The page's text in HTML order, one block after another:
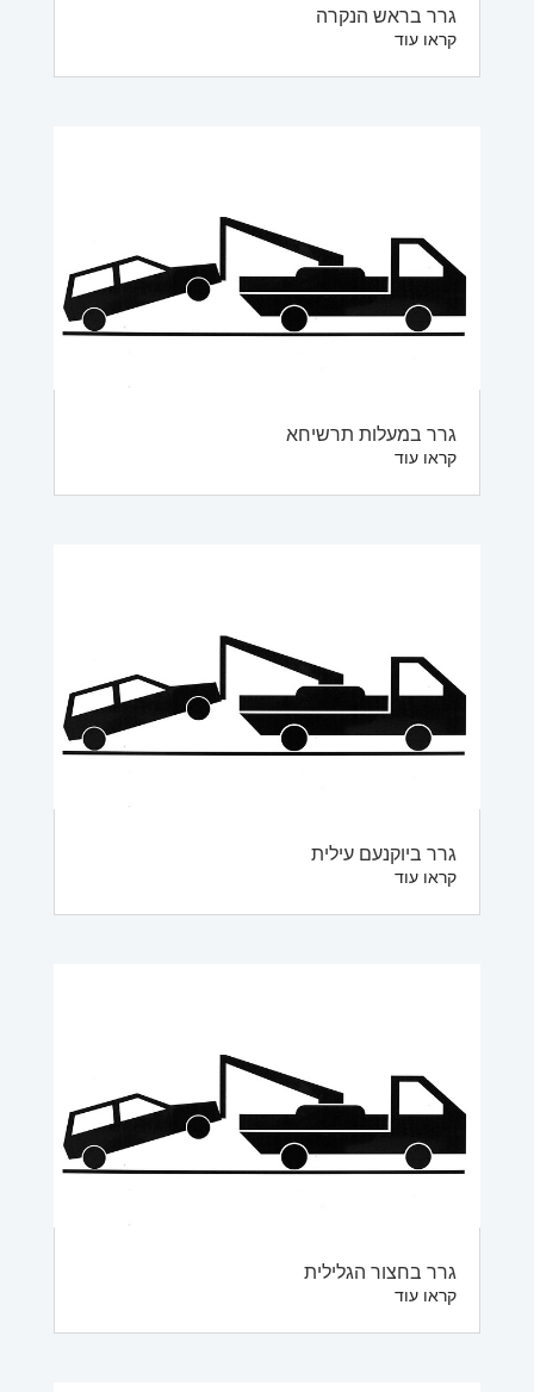
גרר בראש הנקרה
קראו עוד
גרר במעלות תרשיחא
קראו עוד
גרר ביוקנעם עילית
קראו עוד
גרר בחצור הגלילית
קראו עוד